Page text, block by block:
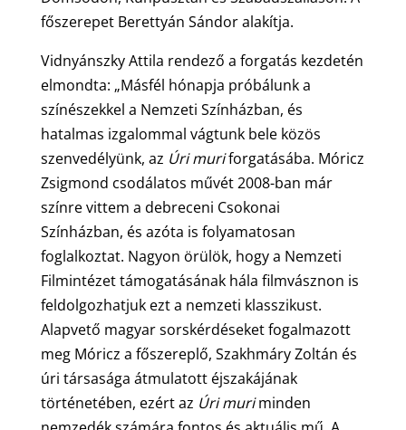
főszerepet Berettyán Sándor alakítja.
Vidnyánszky Attila rendező a forgatás kezdetén
elmondta: „Másfél hónapja próbálunk a
színészekkel a Nemzeti Színházban, és
hatalmas izgalommal vágtunk bele közös
szenvedélyünk, az Úri muriforgatásába. Móricz
Zsigmond csodálatos művét 2008-ban már
színre vittem a debreceni Csokonai
Színházban, és azóta is folyamatosan
foglalkoztat. Nagyon örülök, hogy a Nemzeti
Filmintézet támogatásának hála filmvásznon is
feldolgozhatjuk ezt a nemzeti klasszikust.
Alapvető magyar sorskérdéseket fogalmazott
meg Móricz a főszereplő, Szakhmáry Zoltán és
úri társasága átmulatott éjszakájának
történetében, ezért az Úri muriminden